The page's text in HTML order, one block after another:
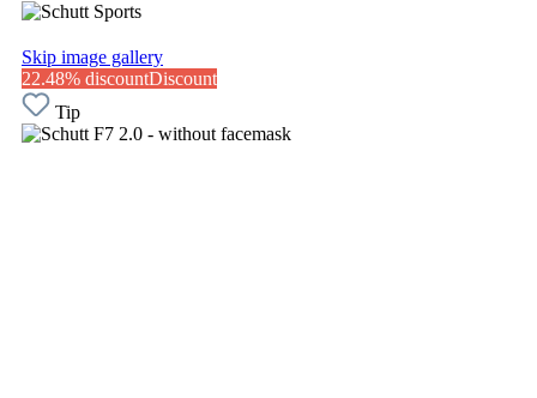
Skip image gallery
22.48% discountDiscount
Tip